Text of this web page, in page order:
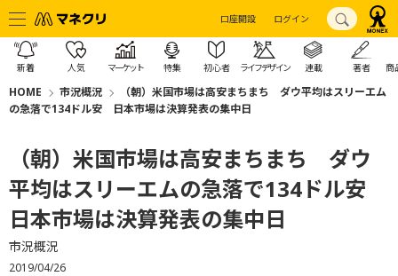
口座開設 ログイン
新着 人気 マーケット 特集 初心者 ライフデザイン 連載 著者 商
HOME 市況概況
（朝）米国市場は高安まちまち ダウ平均はスリーエム
の急落で134ドル安 日本市場は決算発表の集中日
（朝）米国市場は高安まちまち ダウ
平均はスリーエムの急落で134ドル安
日本市場は決算発表の集中日
市況概況
2019/04/26